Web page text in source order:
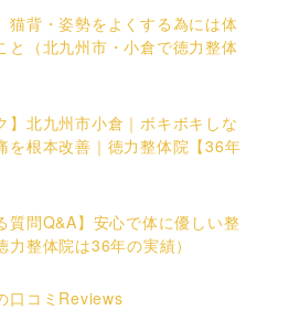
猫背・姿勢をよくする為には体
と（北九州市・小倉で徳力整体
】北九州市小倉｜ボキボキしな
を根本改善｜徳力整体院【36年
質問Q&A】安心で体に優しい整
整体院は36年の実績）
口コミReviews